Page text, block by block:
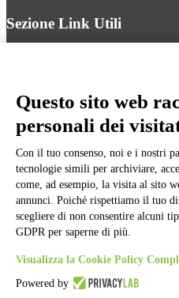
Sezione Link Utili
Ufficio Relazioni con il
Dichiarazione di
Obiettivi di accessibilità
Gestione consensi cookie
Amministrazione trasparente
Pagina visualizzata
1264
Sezione Copyright
Copyright 2026 | Engineered and
Parma S.p.A. | Divisione
Questo sito web
personali dei
Con il tuo consenso, noi e i nostri
tecnologie simili per archiviare,
come, ad esempio, la visita al sito
annunci. Poiché rispettiamo il tuo
scegliere di non consentire alcuni
GDPR per saperne di più.
Visualizza la Cookie Policy
Powered by